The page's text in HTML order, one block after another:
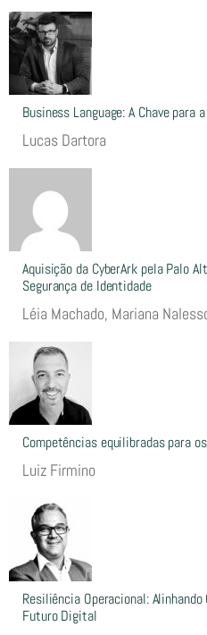
Business Language: A Chave
Lucas Dartora
Aquisição da CyberArk pela Palo
Segurança de Identidade
Léia Machado, Mariana
Competências equilibradas para
Luiz Firmino
Resiliência Operacional:
Futuro Digital